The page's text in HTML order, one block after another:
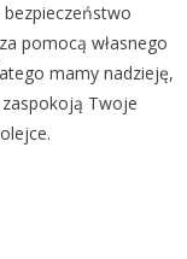
pomocą własnego
mamy nadzieję,
Twoje